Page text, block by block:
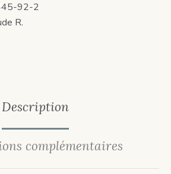
92-2
R.
Description
complémentaires